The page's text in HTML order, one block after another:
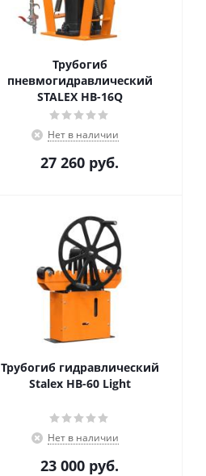
Трубогиб
пневмогидравлический
STALEX HB-16Q
Нет в наличии
27 260 руб.
Трубогиб гидравлический
Stalex HB-60 Light
Нет в наличии
23 000 руб.